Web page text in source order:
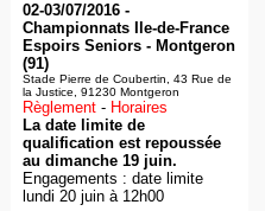
02-03/07/2016 -
Championnats Ile-de-France
Espoirs Seniors - Montgeron
(91)
Stade Pierre de Coubertin, 43 Rue de
la Justice, 91230 Montgeron
Règlement - Horaires
La date limite de
qualification est repoussée
au dimanche 19 juin.
Engagements : date limite
lundi 20 juin à 12h00